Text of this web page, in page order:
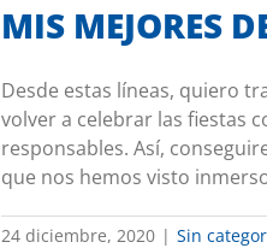
MIS MEJORES
Desde estas líneas, quiero
volver a celebrar las fiestas
responsables. Así,
que nos hemos visto
24 diciembre, 2020 | Sin